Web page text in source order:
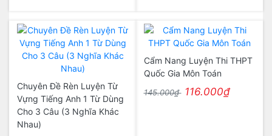
Chuyên Đề Rèn Luyện Từ
Vựng Tiếng Anh 1 Từ Dùng
Cho 3 Câu (3 Nghĩa Khác
Nhau)
Cẩm Nang Luyện Thi THPT
Quốc Gia Môn Toán
145.000₫ 116.000₫